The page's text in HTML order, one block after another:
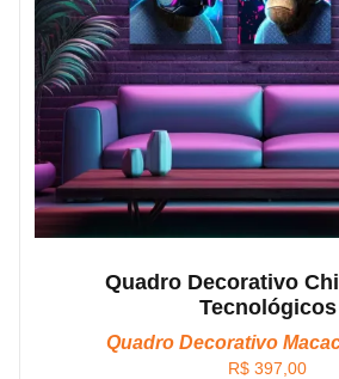
Quadro Decorativo
Tecnológicos
Quadro Decorativo
R$ 397,00